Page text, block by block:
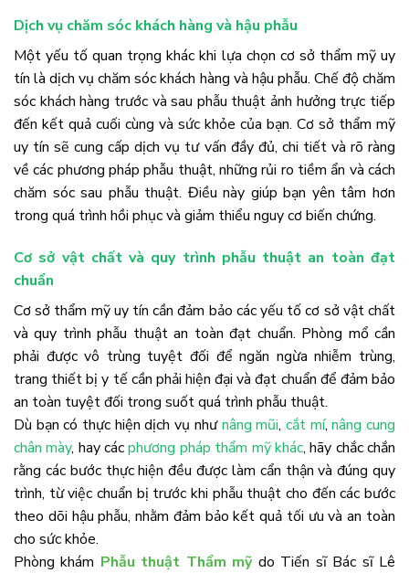
Dịch vụ chăm sóc khách hàng và hậu phẫu
Một yếu tố quan trọng khác khi lựa chọn cơ sở thẩm mỹ uy
tín là dịch vụ chăm sóc khách hàng và hậu phẫu. Chế độ chăm
sóc khách hàng trước và sau phẫu thuật ảnh hưởng trực tiếp
đến kết quả cuối cùng và sức khỏe của bạn. Cơ sở thẩm mỹ
uy tín sẽ cung cấp dịch vụ tư vấn đầy đủ, chi tiết và rõ ràng
về các phương pháp phẫu thuật, những rủi ro tiềm ẩn và cách
chăm sóc sau phẫu thuật. Điều này giúp bạn yên tâm hơn
trong quá trình hồi phục và giảm thiểu nguy cơ biến chứng.
Cơ sở vật chất và quy trình phẫu thuật an toàn đạt
chuẩn
Cơ sở thẩm mỹ uy tín cần đảm bảo các yếu tố cơ sở vật chất
và quy trình phẫu thuật an toàn đạt chuẩn. Phòng mổ cần
phải được vô trùng tuyệt đối để ngăn ngừa nhiễm trùng,
trang thiết bị y tế cần phải hiện đại và đạt chuẩn để đảm bảo
an toàn tuyệt đối trong suốt quá trình phẫu thuật.
Dù bạn có thực hiện dịch vụ nhưnâng mũi, cắt mí,nâng cung
chân mày, hay cácphương pháp thẩm mỹ khác, hãy chắc chắn
rằng các bước thực hiện đều được làm cẩn thận và đúng quy
trình, từ việc chuẩn bị trước khi phẫu thuật cho đến các bước
theo dõi hậu phẫu, nhằm đảm bảo kết quả tối ưu và an toàn
cho sức khỏe.
Phòng khám Phẫu thuật Thẩm mỹdo Tiến sĩ Bác sĩ Lê